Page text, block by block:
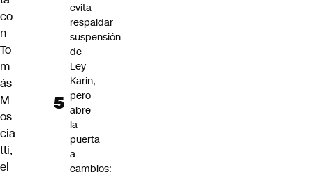
co
n
To
m
ás
M
os
cia
tti,
el
evita
respaldar
suspensión
de
Ley
Karin,
pero
abre
la
puerta
a
cambios: